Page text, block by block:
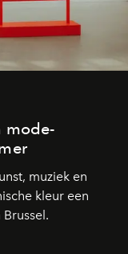
mode-
muziek en
kleur een